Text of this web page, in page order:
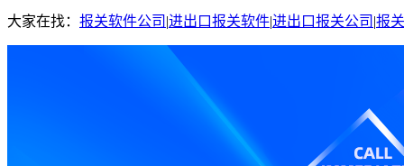
大家在找： 报关软件公司 |进出口报关软件|进出口报关公司 |报